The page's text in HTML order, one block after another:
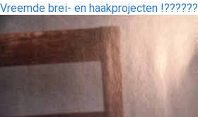
Vreemde brei- en haakprojecten !??????